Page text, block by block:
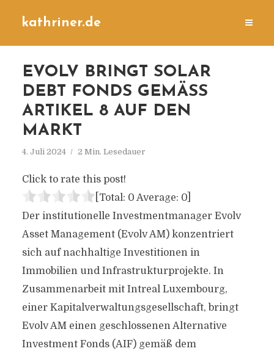
kathriner.de
EVOLV BRINGT SOLAR
DEBT FONDS GEMÄSS A
RTIKEL 8 AUF DEN M
ARKT
4. Juli 2024 2 Min. Lesedauer
Click to rate this post!
[Total: 0 Average: 0]
Der institutionelle Investmentmanager Evolv
Asset Management (Evolv AM) konzentriert
sich auf nachhaltige Investitionen in
Immobilien und Infrastrukturprojekte. In
Zusammenarbeit mit Intreal Luxembourg,
einer Kapitalverwaltungsgesellschaft, bringt
Evolv AM einen geschlossenen Alternative
Investment Fonds (AIF) gemäß dem